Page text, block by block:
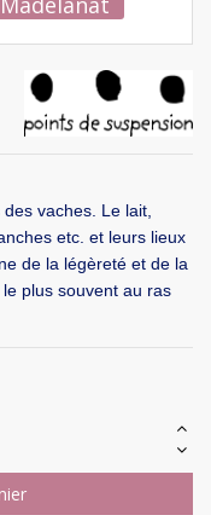
vaches. Le lait,
etc. et leurs lieux
de la légèreté et de la
plus souvent au ras